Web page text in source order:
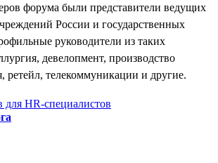
форума были представители ведущих
России и государственных
руководители из таких
девелопмент, производство
ретейл, телекоммуникации и другие.
для HR-специалистов